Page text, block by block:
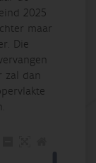
2025
maar
Die
zal dan